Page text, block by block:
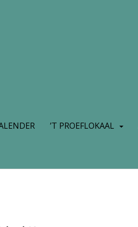
’T PROEFLOKAAL